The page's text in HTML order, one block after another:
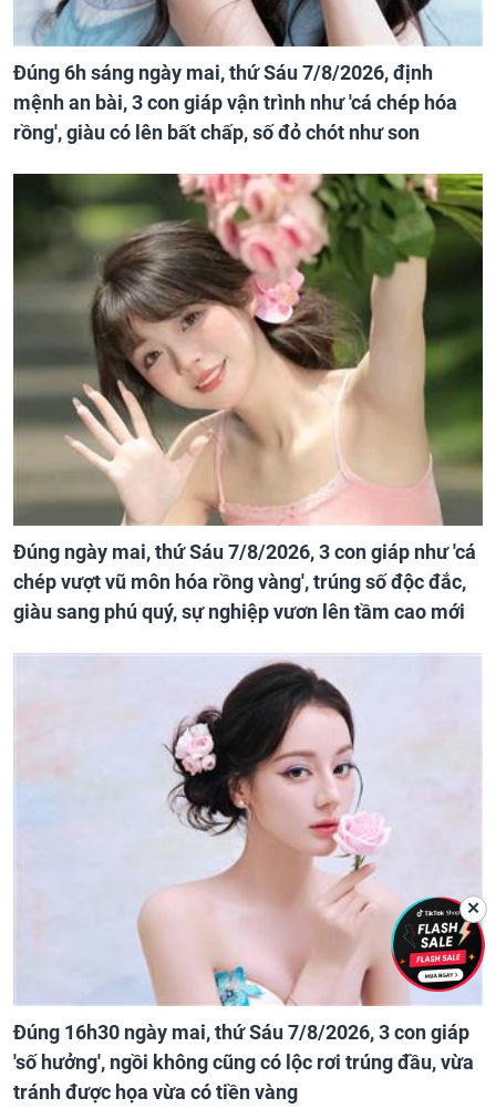
Đúng 6h sáng ngày mai, thứ Sáu 7/8/2026, định
mệnh an bài, 3 con giáp vận trình như 'cá chép hóa
rồng', giàu có lên bất chấp, số đỏ chót như son
Đúng ngày mai, thứ Sáu 7/8/2026, 3 con giáp như 'cá
chép vượt vũ môn hóa rồng vàng', trúng số độc đắc,
giàu sang phú quý, sự nghiệp vươn lên tầm cao mới
Đúng 16h30 ngày mai, thứ Sáu 7/8/2026, 3 con giáp
'số hưởng', ngồi không cũng có lộc rơi trúng đầu, vừa
tránh được họa vừa có tiền vàng
✕